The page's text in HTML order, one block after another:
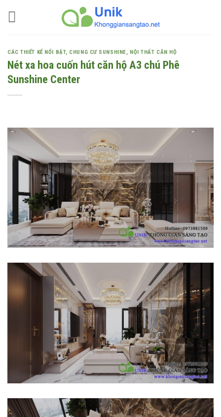
CÁC THIẾT KẾ NỔI BẬT, CHUNG CƯ SUNSHINE, NỘI THẤT CĂN HỘ
Nét xa hoa cuốn hút căn hộ A3 chú Phê
Sunshine Center